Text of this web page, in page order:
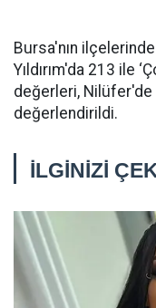
Bursa'nın
Yıldırım'da 213 ile
değerleri, Nilüfer'de
değerlendirildi.